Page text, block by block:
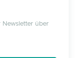
Newsletter über